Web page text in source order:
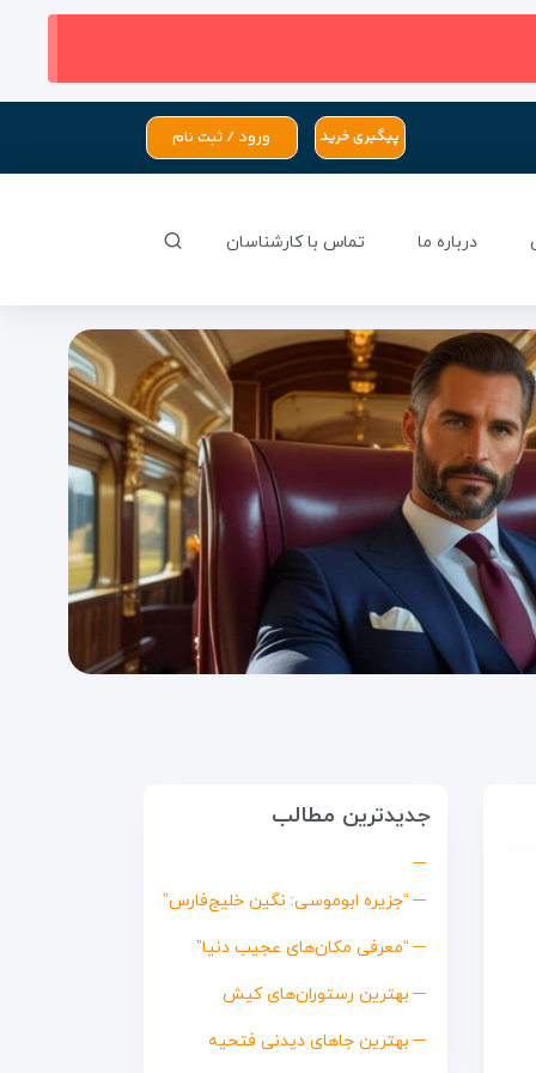
پیگیری خرید ورود / ثبت نام
درباره ما تماس با کارشناسان
جدیدترین مطالب
“جزیره ابوموسی: نگین خلیج‌فارس”
“معرفی مکان‌های عجیب دنیا”
بهترین رستوران‌های کیش
بهترین جاهای دیدنی فتحیه